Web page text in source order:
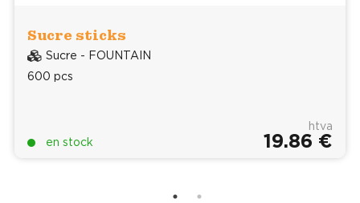
Sucre sticks
Sucre - FOUNTAIN
600 pcs
en stock
htva
19.86 €